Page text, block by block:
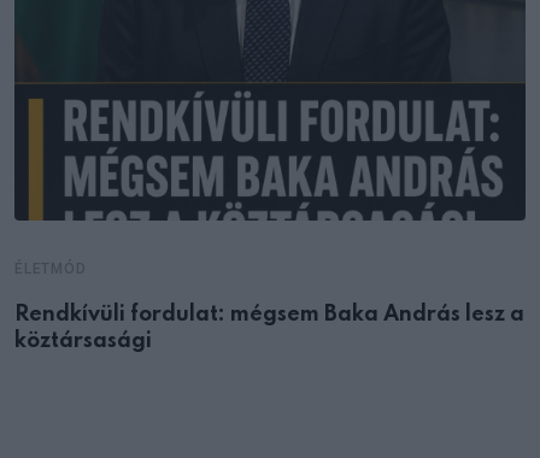
Rendkívüli fordulat: mégsem Baka András lesz a
köztársasági